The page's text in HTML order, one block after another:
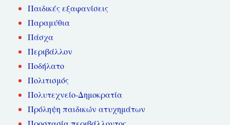
Παιδικές εξαφανίσεις
Παραμύθια
Πάσχα
Περιβάλλον
Ποδήλατο
Πολιτισμός
Πολυτεχνείο-Δημοκρατία
Πρόληψη παιδικών ατυχημάτων